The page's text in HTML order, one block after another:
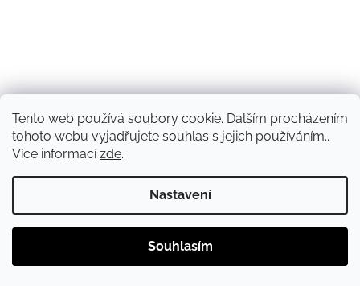
Tento web používá soubory cookie. Dalším procházením
tohoto webu vyjadřujete souhlas s jejich používáním..
Více informacízde.
Nastavení
Souhlasím